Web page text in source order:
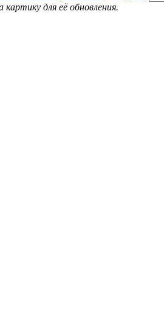
для её обновления.